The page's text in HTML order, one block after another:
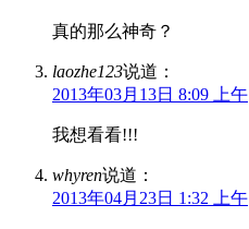
真的那么神奇？
laozhe123说道：
2013年03月13日 8:09 上午
我想看看!!!
whyren说道：
2013年04月23日 1:32 上午